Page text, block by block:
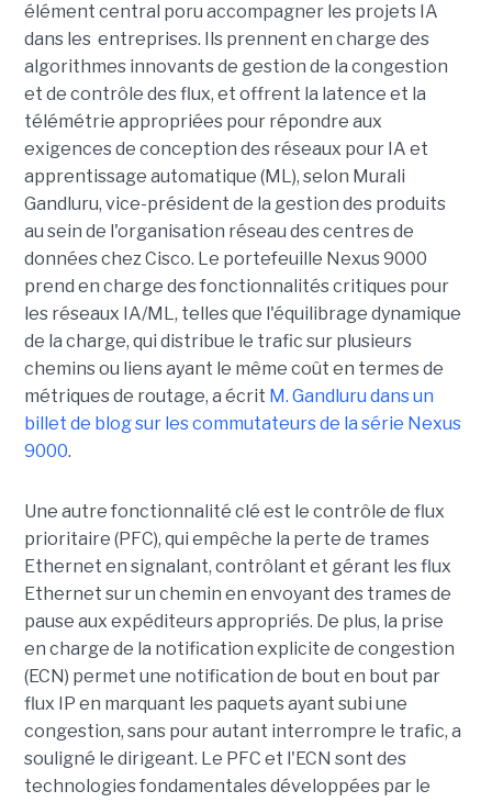
élément central poru accompagner les projets IA
dans les entreprises. Ils prennent en charge des
algorithmes innovants de gestion de la congestion
et de contrôle des flux, et offrent la latence et la
télémétrie appropriées pour répondre aux
exigences de conception des réseaux pour IA et
apprentissage automatique (ML), selon Murali
Gandluru, vice-président de la gestion des produits
au sein de l'organisation réseau des centres de
données chez Cisco. Le portefeuille Nexus 9000
prend en charge des fonctionnalités critiques pour
les réseaux IA/ML, telles que l'équilibrage dynamique
de la charge, qui distribue le trafic sur plusieurs
chemins ou liens ayant le même coût en termes de
métriques de routage, a écrit M. Gandluru dans un
billet de blog sur les commutateurs de la série Nexus
9000.
Une autre fonctionnalité clé est le contrôle de flux
prioritaire (PFC), qui empêche la perte de trames
Ethernet en signalant, contrôlant et gérant les flux
Ethernet sur un chemin en envoyant des trames de
pause aux expéditeurs appropriés. De plus, la prise
en charge de la notification explicite de congestion
(ECN) permet une notification de bout en bout par
flux IP en marquant les paquets ayant subi une
congestion, sans pour autant interrompre le trafic, a
souligné le dirigeant. Le PFC et l'ECN sont des
technologies fondamentales développées par le